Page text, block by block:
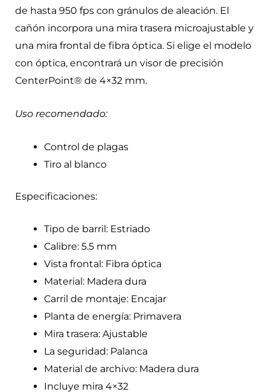
de hasta 950 fps con gránulos de aleación. El
cañón incorpora una mira trasera microajustable y
una mira frontal de fibra óptica. Si elige el modelo
con óptica, encontrará un visor de precisión
CenterPoint® de 4×32 mm.
Uso recomendado:
Control de plagas
Tiro al blanco
Especificaciones:
Tipo de barril: Estriado
Calibre: 5.5 mm
Vista frontal: Fibra óptica
Material: Madera dura
Carril de montaje: Encajar
Planta de energía: Primavera
Mira trasera: Ajustable
La seguridad: Palanca
Material de archivo: Madera dura
Incluye mira 4×32